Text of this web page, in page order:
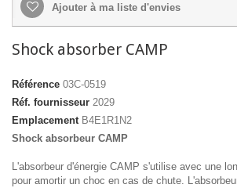
Shock absorber CAMP
Référence 03C-0519
Réf. fournisseur 2029
Emplacement B4E1R1N2
Shock absorbeur CAMP
L'absorbeur d'énergie CAMP s'utilise avec une
pour amortir un choc en cas de chute.
Ajouter à ma liste d'envies